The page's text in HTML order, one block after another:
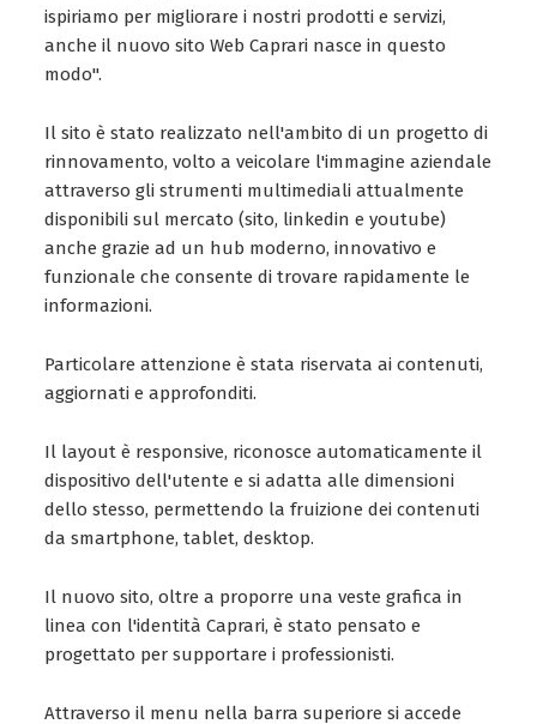
ispiriamo per migliorare i nostri prodotti e servizi,
anche il nuovo sito Web Caprari nasce in questo
modo".
Il sito è stato realizzato nell'ambito di un progetto di
rinnovamento, volto a veicolare l'immagine aziendale
attraverso gli strumenti multimediali attualmente
disponibili sul mercato (sito, linkedin e youtube)
anche grazie ad un hub moderno, innovativo e
funzionale che consente di trovare rapidamente le
informazioni.
Particolare attenzione è stata riservata ai contenuti,
aggiornati e approfonditi.
Il layout è responsive, riconosce automaticamente il
dispositivo dell'utente e si adatta alle dimensioni
dello stesso, permettendo la fruizione dei contenuti
da smartphone, tablet, desktop.
Il nuovo sito, oltre a proporre una veste grafica in
linea con l'identità Caprari, è stato pensato e
progettato per supportare i professionisti.
Attraverso il menu nella barra superiore si accede